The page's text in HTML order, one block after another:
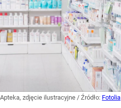
Apteka, zdjęcie ilustracyjne / Źródło: Fotolia